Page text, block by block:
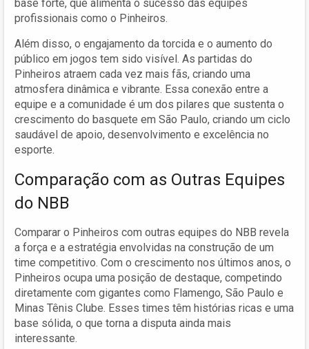
base forte, que alimenta o sucesso das equipes
profissionais como o Pinheiros.
Além disso, o engajamento da torcida e o aumento do
público em jogos tem sido visível. As partidas do
Pinheiros atraem cada vez mais fãs, criando uma
atmosfera dinâmica e vibrante. Essa conexão entre a
equipe e a comunidade é um dos pilares que sustenta o
crescimento do basquete em São Paulo, criando um ciclo
saudável de apoio, desenvolvimento e excelência no
esporte.
Comparação com as Outras Equipes
do NBB
Comparar o Pinheiros com outras equipes do NBB revela
a força e a estratégia envolvidas na construção de um
time competitivo. Com o crescimento nos últimos anos, o
Pinheiros ocupa uma posição de destaque, competindo
diretamente com gigantes como Flamengo, São Paulo e
Minas Tênis Clube. Esses times têm histórias ricas e uma
base sólida, o que torna a disputa ainda mais
interessante.